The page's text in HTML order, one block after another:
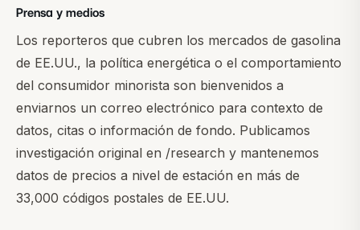
Prensa y medios
Los reporteros que cubren los mercados de gasolina
de EE.UU., la política energética o el comportamiento
del consumidor minorista son bienvenidos a
enviarnos un correo electrónico para contexto de
datos, citas o información de fondo. Publicamos
investigación original en /research y mantenemos
datos de precios a nivel de estación en más de
33,000 códigos postales de EE.UU.